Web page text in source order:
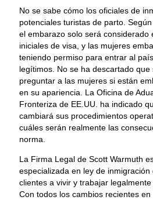
No se sabe cómo los oficiales de
potenciales turistas de parto.
el embarazo solo será considerado
iniciales de visa, y las mujeres
teniendo permiso para entrar al
legítimos. No se ha descartado que
preguntar a las mujeres si están
en su apariencia. La Oficina de
Fronteriza de EE.UU. ha indicado
cambiará sus procedimientos
cuáles serán realmente las
norma.
La Firma Legal de Scott Warmuth
especializada en ley de
clientes a vivir y trabajar
Con todos los cambios recientes